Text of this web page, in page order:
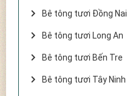
Bê tông tươi Đồng Nai
Bê tông tươi Long An
Bê tông tươi Bến Tre
Bê tông tươi Tây Ninh